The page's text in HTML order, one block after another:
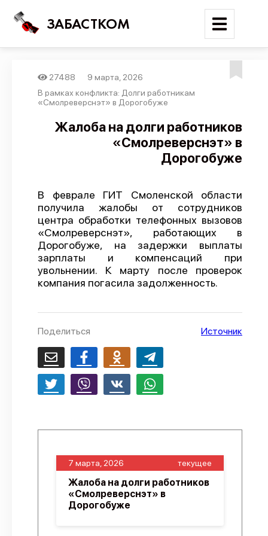
ЗАБАСТКОМ
Войти
Поиск
Новости
Карта событий
Отчеты
Предложить публикацию
Справочник
API
О проекте
27488
9 марта, 2026
В рамках конфликта: Долги работникам
«Смолреверснэт» в Дорогобуже
Жалоба на долги работников
«Смолреверснэт» в
Дорогобуже
В феврале ГИТ Смоленской области
получила жалобы от сотрудников
центра обработки телефонных вызовов
«Смолреверснэт», работающих в
Дорогобуже, на задержки выплаты
зарплаты и компенсаций при
увольнении. К марту после проверок
компания погасила задолженность.
Поделиться Источник
7 марта, 2026 текущее
Жалоба на долги работников
«Смолреверснэт» в
Дорогобуже